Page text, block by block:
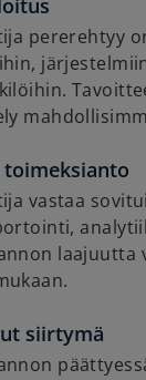
pererehtyy
toimeksianto
vastaa
laajuutta
siirtymä